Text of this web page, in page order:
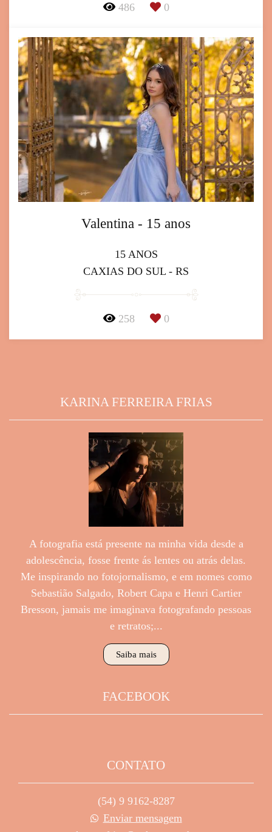
486 0
Valentina - 15 anos
15 ANOS
CAXIAS DO SUL - RS
258 0
KARINA FERREIRA FRIAS
A fotografia está presente na minha vida desde a
adolescência, fosse frente ás lentes ou atrás delas.
Me inspirando no fotojornalismo, e em nomes como
Sebastião Salgado, Robert Capa e Henri Cartier
Bresson, jamais me imaginava fotografando pessoas
e retratos;...
Saiba mais
FACEBOOK
CONTATO
(54) 9 9162-8287
Enviar mensagem